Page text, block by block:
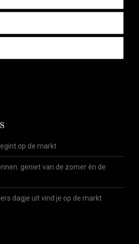
op de markt
geniet van de zomer én de
dagje uit vind je op de markt